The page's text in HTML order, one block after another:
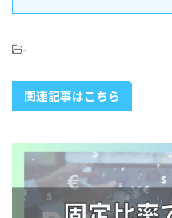
-
関連記事はこちら